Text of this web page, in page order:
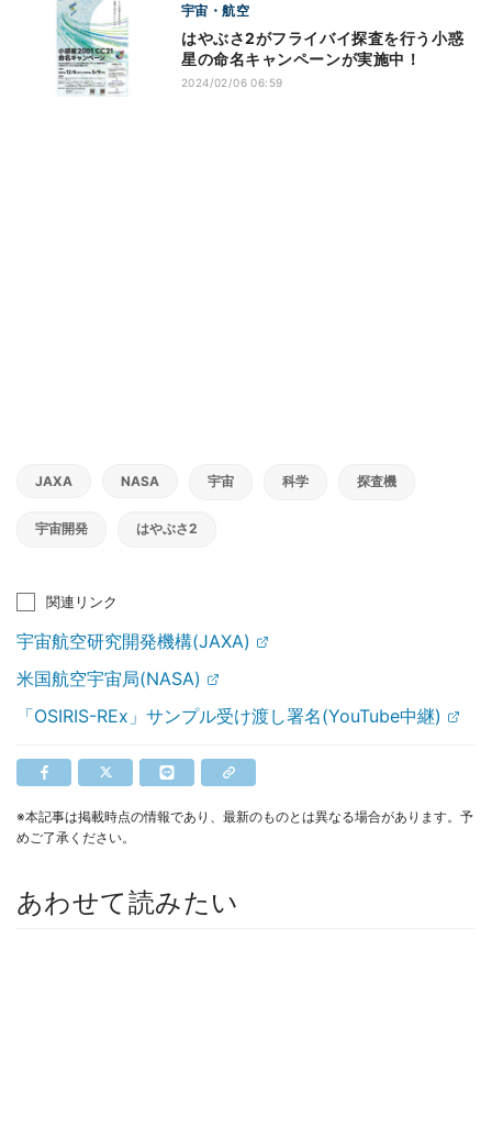
宇宙・航空
はやぶさ2がフライバイ探査を行う小惑
星の命名キャンペーンが実施中！
2024/02/06 06:59
JAXA NASA 宇宙 科学 探査機
宇宙開発 はやぶさ2
関連リンク
宇宙航空研究開発機構(JAXA)
米国航空宇宙局(NASA)
「OSIRIS-REx」サンプル受け渡し署名(YouTube中継)
※本記事は掲載時点の情報であり、最新のものとは異なる場合があります。予
めご了承ください。
あわせて読みたい